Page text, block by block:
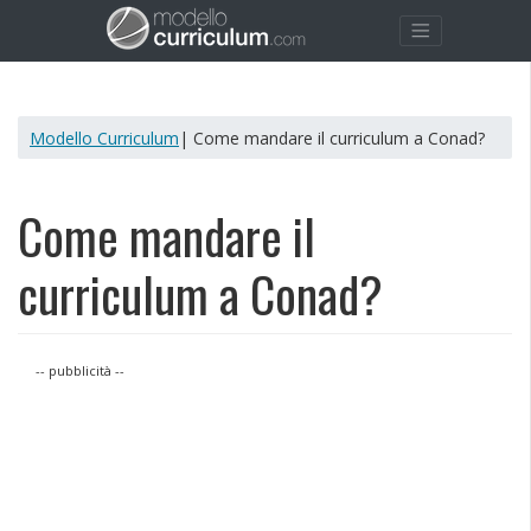
Modello Curriculum | Come mandare il curriculum a Conad?
Come mandare il
curriculum a Conad?
-- pubblicità --